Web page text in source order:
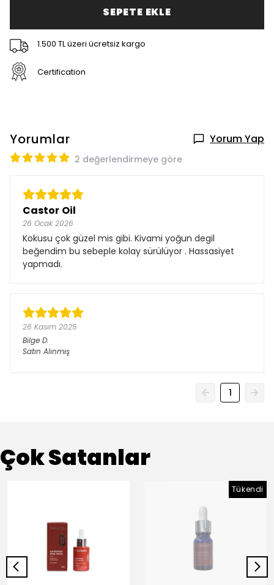
SEPETE EKLE
1.500 TL üzeri ücretsiz kargo
Certification
Yorumlar Yorum Yap
2 değerlendirmeye göre
Castor Oil
26 Ocak 2026
Kokusu çok güzel mis gibi. Kivami yoğun degil
beğendim bu sebeple kolay sürülüyor . Hassasiyet
yapmadı.
26 Kasım 2025
Bilge D.
Satın Alınmış
1
Çok Satanlar
Tükendi